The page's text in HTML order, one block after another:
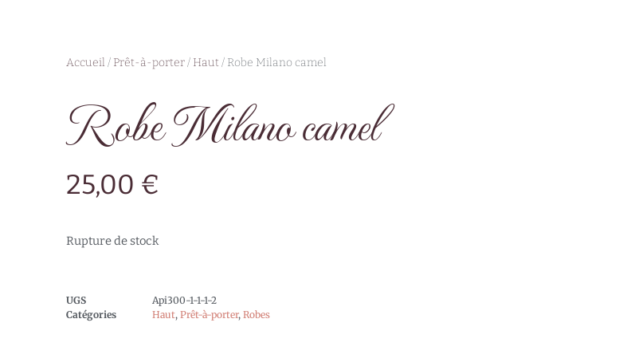
Accueil/ Prêt-à-porter/ Haut/ Robe Milano camel
Robe Milano camel
25,00 €
Rupture de stock
UGS
Api300-1-1-1-2
Catégories
Haut, Prêt-à-porter, Robes